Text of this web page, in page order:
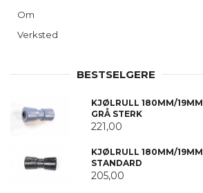
Om
Verksted
BESTSELGERE
KJØLRULL 180MM/19MM
GRÅ STERK
221,00
KJØLRULL 180MM/19MM
STANDARD
205,00